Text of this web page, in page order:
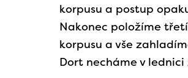
korpusu a postup
Nakonec položíme
korpusu a vše
Dort necháme v